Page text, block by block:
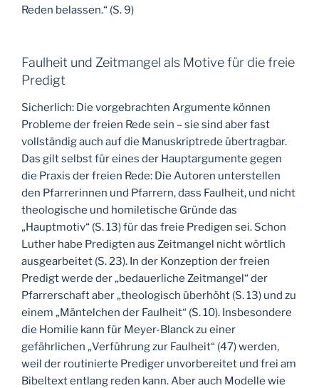
Reden belassen.“ (S. 9)
Faulheit und Zeitmangel als Motive für die freie
Predigt
Sicherlich: Die vorgebrachten Argumente können
Probleme der freien Rede sein – sie sind aber fast
vollständig auch auf die Manuskriptrede übertragbar.
Das gilt selbst für eines der Hauptargumente gegen
die Praxis der freien Rede: Die Autoren unterstellen
den Pfarrerinnen und Pfarrern, dass Faulheit, und nicht
theologische und homiletische Gründe das
„Hauptmotiv“ (S. 13) für das freie Predigen sei. Schon
Luther habe Predigten aus Zeitmangel nicht wörtlich
ausgearbeitet (S. 23). In der Konzeption der freien
Predigt werde der „bedauerliche Zeitmangel“ der
Pfarrerschaft aber „theologisch überhöht (S. 13) und zu
einem „Mäntelchen der Faulheit“ (S. 10). Insbesondere
die Homilie kann für Meyer-Blanck zu einer
gefährlichen „Verführung zur Faulheit“ (47) werden,
weil der routinierte Prediger unvorbereitet und frei am
Bibeltext entlang reden kann. Aber auch Modelle wie